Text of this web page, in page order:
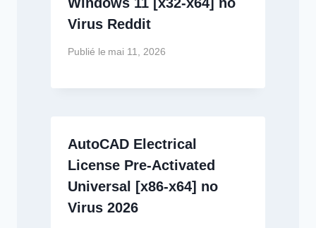
Virus Reddit
Publié le mai 11, 2026
AutoCAD Electrical
License Pre-Activated
Universal [x86-x64] no
Virus 2026